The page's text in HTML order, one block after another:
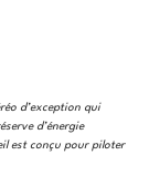
d’exception qui
d’énergie
est conçu pour piloter